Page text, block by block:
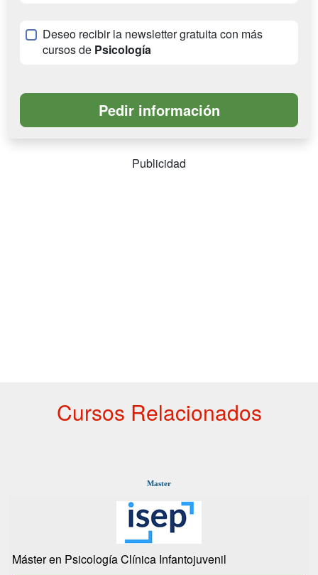
Deseo recibir la newsletter gratuita con más
cursos de Psicología
Publicidad
Cursos Relacionados
Master
Máster en Psicología Clínica Infantojuvenil